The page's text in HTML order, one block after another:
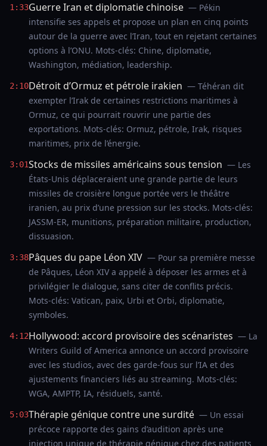
1:33Guerre Iran et diplomatie chinoise — Pékin
intensifie ses appels et propose un plan en cinq points
autour de la guerre avec l’Iran, tout en rejetant certaines
options à l’ONU. Mots-clés: Chine, diplomatie,
Washington, médiation, leadership.
2:10Détroit d’Ormuz et pétrole irakien — Téhéran dit
exempter l’Irak de certaines restrictions maritimes à
Ormuz, ce qui pourrait rouvrir une partie des
exportations. Mots-clés: Ormuz, pétrole, Irak, risques
maritimes, prix de l’énergie.
3:01Stocks de missiles américains sous tension — Les
États-Unis déplaceraient une grande partie de leurs
missiles de croisière longue portée vers le théâtre
iranien, au prix d’une pression sur les stocks. Mots-clés:
JASSM-ER, munitions, préparation militaire, production,
dissuasion.
3:38Pâques du pape Léon XIV — Pour sa première messe
de Pâques, Léon XIV a appelé à déposer les armes et à
privilégier le dialogue, sans citer de conflits précis.
Mots-clés: Vatican, paix, Urbi et Orbi, diplomatie,
symboles.
4:12Hollywood: accord provisoire des scénaristes — La
Writers Guild of America annonce un accord provisoire
avec les studios, avec des garde-fous sur l’IA et des
ajustements financiers liés au streaming. Mots-clés:
WGA, AMPTP, IA, résiduels, santé.
5:03Thérapie génique contre une surdité — Un essai
précoce rapporte des gains d’audition après une
injection unique de thérapie génique chez des patients